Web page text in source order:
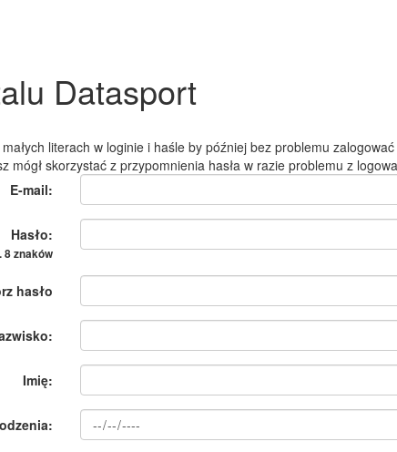
Datasport
literach w loginie i haśle by później bez problemu
mógł skorzystać z przypomnienia hasła w razie problemu z
E-mail:
Hasło:
8 znaków
hasło
Imię: